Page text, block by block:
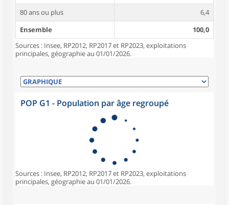
80 ans ou plus
6,4
Ensemble
100,0
Sources : Insee, RP2012, RP2017 et RP2023, exploitations
principales, géographie au 01/01/2026.
POP G1 - Population par âge regroupé
Sources : Insee, RP2012, RP2017 et RP2023, exploitations
principales, géographie au 01/01/2026.